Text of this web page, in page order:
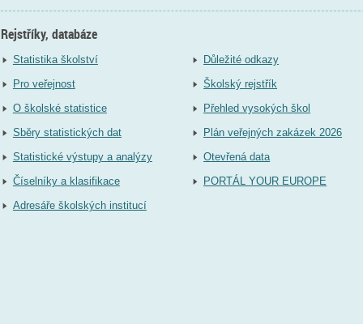
Rejstříky, databáze
Statistika školství
Pro veřejnost
O školské statistice
Sběry statistických dat
Statistické výstupy a analýzy
Číselníky a klasifikace
Adresáře školských institucí
Důležité odkazy
Školský rejstřík
Přehled vysokých škol
Plán veřejných zakázek 2026
Otevřená data
PORTÁL YOUR EUROPE